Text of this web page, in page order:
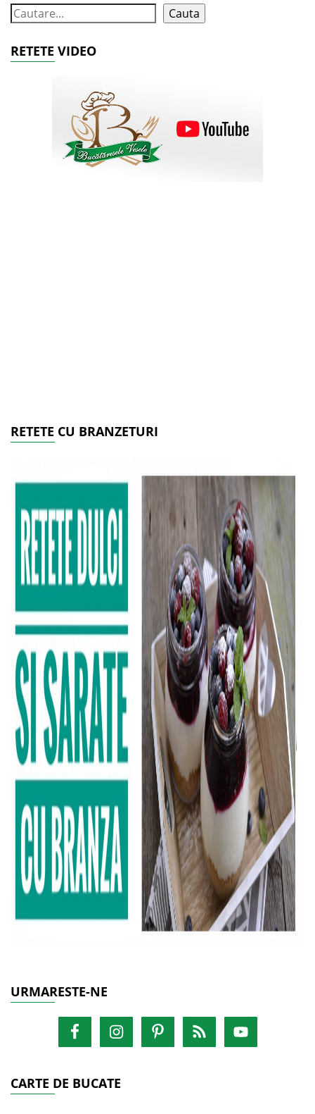
Cauta
RETETE VIDEO
RETETE CU BRANZETURI
URMARESTE-NE
CARTE DE BUCATE